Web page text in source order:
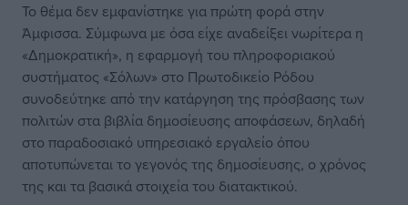
Το θέμα δεν εμφανίστηκε για πρώτη φορά στην
Άμφισσα. Σύμφωνα με όσα είχε αναδείξει νωρίτερα η
«Δημοκρατική», η εφαρμογή του πληροφοριακού
συστήματος «Σόλων» στο Πρωτοδικείο Ρόδου
συνοδεύτηκε από την κατάργηση της πρόσβασης των
πολιτών στα βιβλία δημοσίευσης αποφάσεων, δηλαδή
στο παραδοσιακό υπηρεσιακό εργαλείο όπου
αποτυπώνεται το γεγονός της δημοσίευσης, ο χρόνος
της και τα βασικά στοιχεία του διατακτικού.